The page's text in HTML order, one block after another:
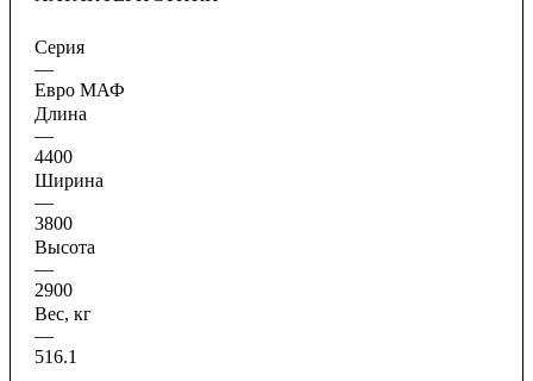
Серия
—
Евро МАФ
Длина
—
4400
Ширина
—
3800
Высота
—
2900
Вес, кг
—
516.1